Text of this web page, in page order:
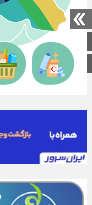
صفحه اصلی
اینستاگرام